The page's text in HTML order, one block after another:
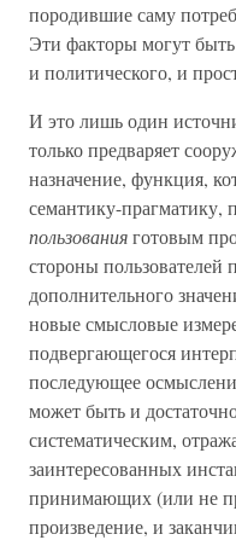
породившие саму
Эти факторы могут
и политического, и
И это лишь один
только предваряет
назначение, функция,
семантику-прагматику,
пользованияготовым
стороны пользователей
дополнительного
новые смысловые
подвергающегося
последующее
может быть и
систематическим,
заинтересованных
принимающих (или не
произведение, и